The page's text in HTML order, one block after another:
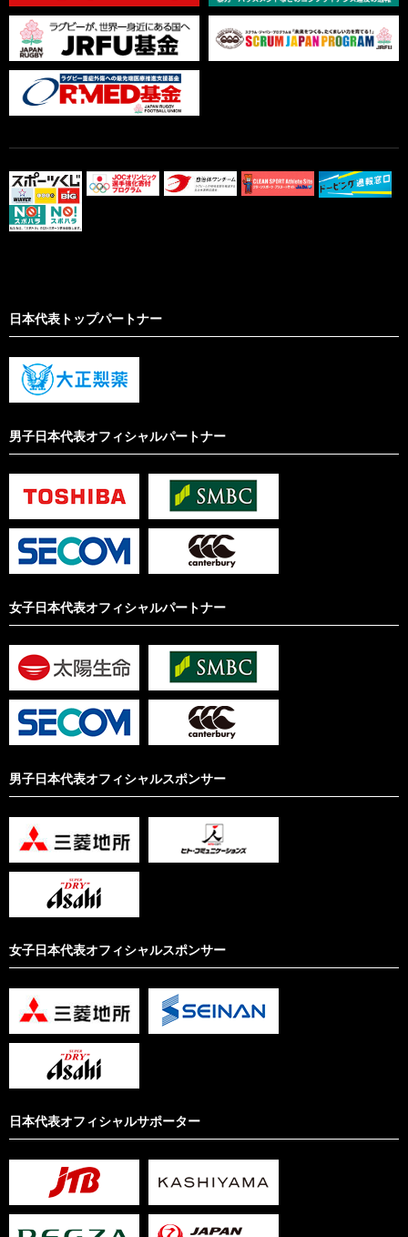
日本代表トップパートナー
男子日本代表オフィシャルパートナー
女子日本代表オフィシャルパートナー
男子日本代表オフィシャルスポンサー
女子日本代表オフィシャルスポンサー
日本代表オフィシャルサポーター